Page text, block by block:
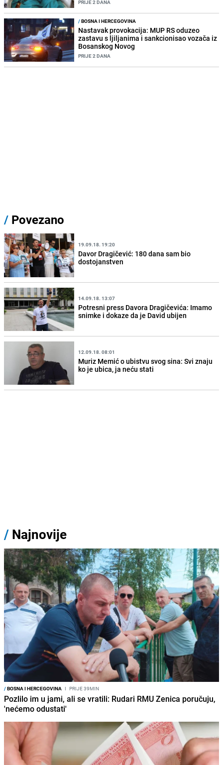
PRIJE 2 DANA
/BOSNA I HERCEGOVINA
Nastavak provokacija: MUP RS oduzeo
zastavu s ljiljanima i sankcionisao vozača iz
Bosanskog Novog
PRIJE 2 DANA
/ Povezano
19.09.18. 19:20
Davor Dragičević: 180 dana sam bio
dostojanstven
14.09.18. 13:07
Potresni press Davora Dragičevića: Imamo
snimke i dokaze da je David ubijen
12.09.18. 08:01
Muriz Memić o ubistvu svog sina: Svi znaju
ko je ubica, ja neću stati
/ Najnovije
/BOSNA I HERCEGOVINA I PRIJE 39MIN
Pozlilo im u jami, ali se vratili: Rudari RMU Zenica poručuju,
'nećemo odustati'